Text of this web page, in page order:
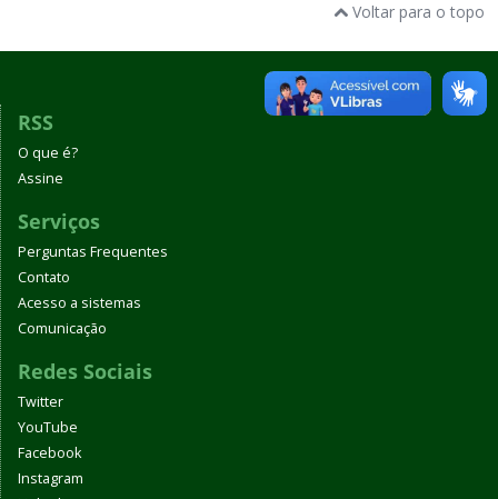
Voltar para o topo
RSS
O que é?
Assine
Serviços
Perguntas Frequentes
Contato
Acesso a sistemas
Comunicação
Redes Sociais
Twitter
YouTube
Facebook
Instagram